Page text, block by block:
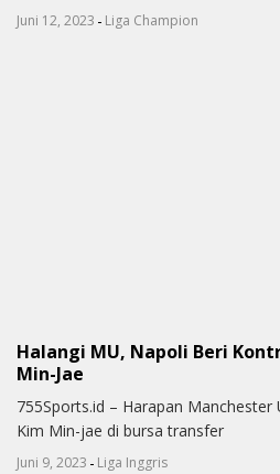
Juni 12, 2023 - Liga Champion
Halangi MU, Napoli Beri
Min-Jae
755Sports.id – Harapan
Kim Min-jae di bursa transfer
Juni 9, 2023 - Liga Inggris